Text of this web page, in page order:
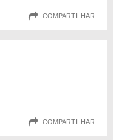
COMPARTILHAR
COMPARTILHAR